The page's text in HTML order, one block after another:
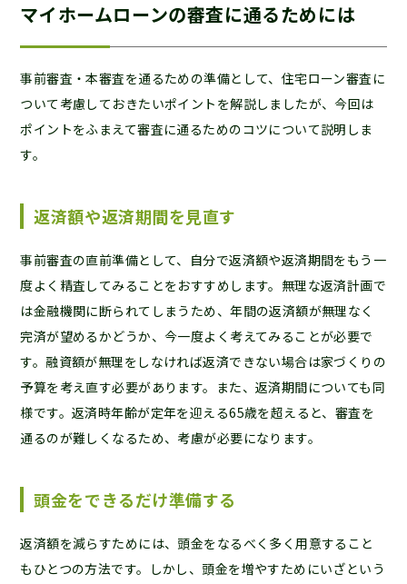
マイホームローンの審査に通るためには
事前審査・本審査を通るための準備として、住宅ローン審査に
ついて考慮しておきたいポイントを解説しましたが、今回は
ポイントをふまえて審査に通るためのコツについて説明しま
す。
返済額や返済期間を見直す
事前審査の直前準備として、自分で返済額や返済期間をもう一
度よく精査してみることをおすすめします。無理な返済計画で
は金融機関に断られてしまうため、年間の返済額が無理なく
完済が望めるかどうか、今一度よく考えてみることが必要で
す。融資額が無理をしなければ返済できない場合は家づくりの
予算を考え直す必要があります。また、返済期間についても同
様です。返済時年齢が定年を迎える65歳を超えると、審査を
通るのが難しくなるため、考慮が必要になります。
頭金をできるだけ準備する
返済額を減らすためには、頭金をなるべく多く用意すること
もひとつの方法です。しかし、頭金を増やすためにいざという